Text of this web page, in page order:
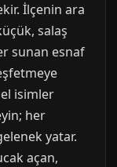
İlçenin ara
salaş
sunan esnaf
isimler
her
yatar.
açan,